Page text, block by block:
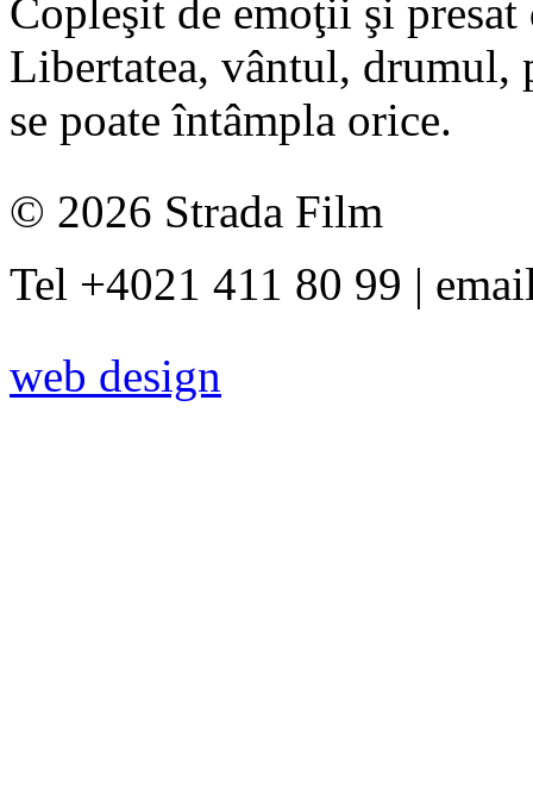
Copleşit de emoţii şi
Libertatea, vântul, drumul,
se poate întâmpla orice.
© 2026 Strada Film
Tel +4021 411 80 99 |
web design